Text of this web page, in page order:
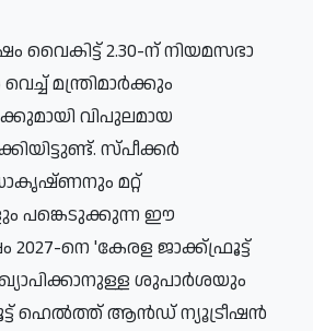
വൈകിട്ട് 2.30-ന് നിയമസഭാ
മന്ത്രിമാര്‍ക്കും
വിപുലമായ
സ്പീക്കര്‍
മറ്റ്
പങ്കെടുക്കുന്ന ഈ
2027-നെ 'കേരള ജാക്ക്ഫ്രൂട്ട്
ശുപാര്‍ശയും
ഹെല്‍ത്ത് ആന്‍ഡ് ന്യൂട്രീഷന്‍